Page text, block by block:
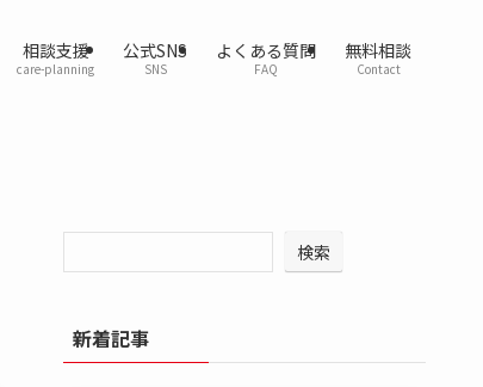
相談支援
care-planning
公式SNS
SNS
よくある質問
FAQ
無料相談
Contact
検索
新着記事